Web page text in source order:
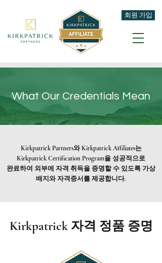
회원 가입
What Our Credentials Mean
Kirkpatrick Partners와 Kirkpatrick Affiliates는
Kirkpatrick Certification Program을 성공적으로
완료하여 외부에 자격 취득을 증명할 수 있도록 가상
배지와 자격증서를 제공합니다.
Kirkpatrick 자격 정품 증명